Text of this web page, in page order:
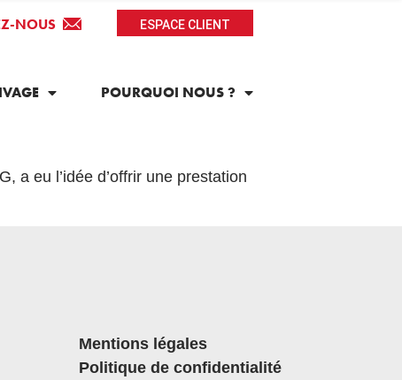
NOUS ESPACE CLIENT
POURQUOI NOUS ?
a eu l’idée d’offrir une prestation
Mentions légales
Politique de confidentialité